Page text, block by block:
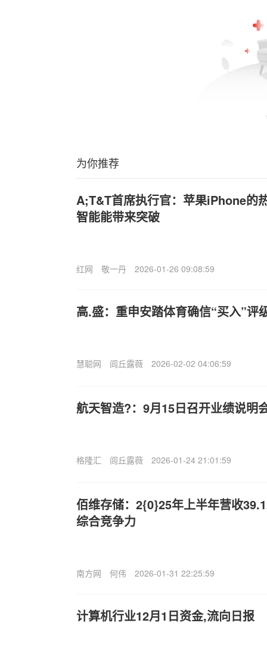
为你推荐
A;T&T首席执行官：苹果iPhone的
智能能带来突破
红网 敬一丹 2026-01-26 09:08:59
高.盛：重申安踏体育确信“买入”评
慧聪网 闾丘露薇 2026-02-02 04:06:59
航天智造?：9月15日召开业绩说明
格隆汇 闾丘露薇 2026-01-24 21:01:59
佰维存储：2{0}25年上半年营收
综合竞争力
南方网 何伟 2026-01-31 22:25:59
计算机行业12月1日资金,流向日报